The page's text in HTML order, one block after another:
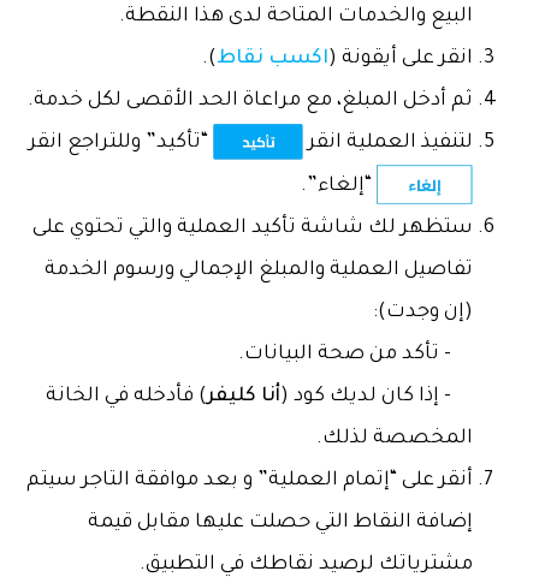
البيع والخدمات المتاحة لدى هذا النقطة.
انقر على أيقونة (اكسب نقاط).
ثم أدخل المبلغ، مع مراعاة الحد الأقصى لكل خدمة.
لتنفيذ العملية انقر
“تأكيد” وللتراجع انقر
“إلغاء”.
ستظهر لك شاشة تأكيد العملية والتي تحتوي على
تفاصيل العملية والمبلغ الإجمالي ورسوم الخدمة
(إن وجدت):
- تأكد من صحة البيانات.
- إذا كان لديك كود (أنا كليفر) فأدخله في الخانة
المخصصة لذلك.
أنقر على “إتمام العملية” و بعد موافقة التاجر سيتم
إضافة النقاط التي حصلت عليها مقابل قيمة
مشترياتك لرصيد نقاطك في التطبيق.